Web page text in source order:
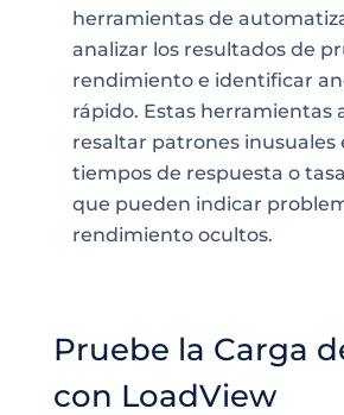
herramientas de
analizar los resultados de
rendimiento e identificar
rápido. Estas herramientas
resaltar patrones inusuales
tiempos de respuesta o
que pueden indicar
rendimiento ocultos.
Pruebe la Carga
con LoadView